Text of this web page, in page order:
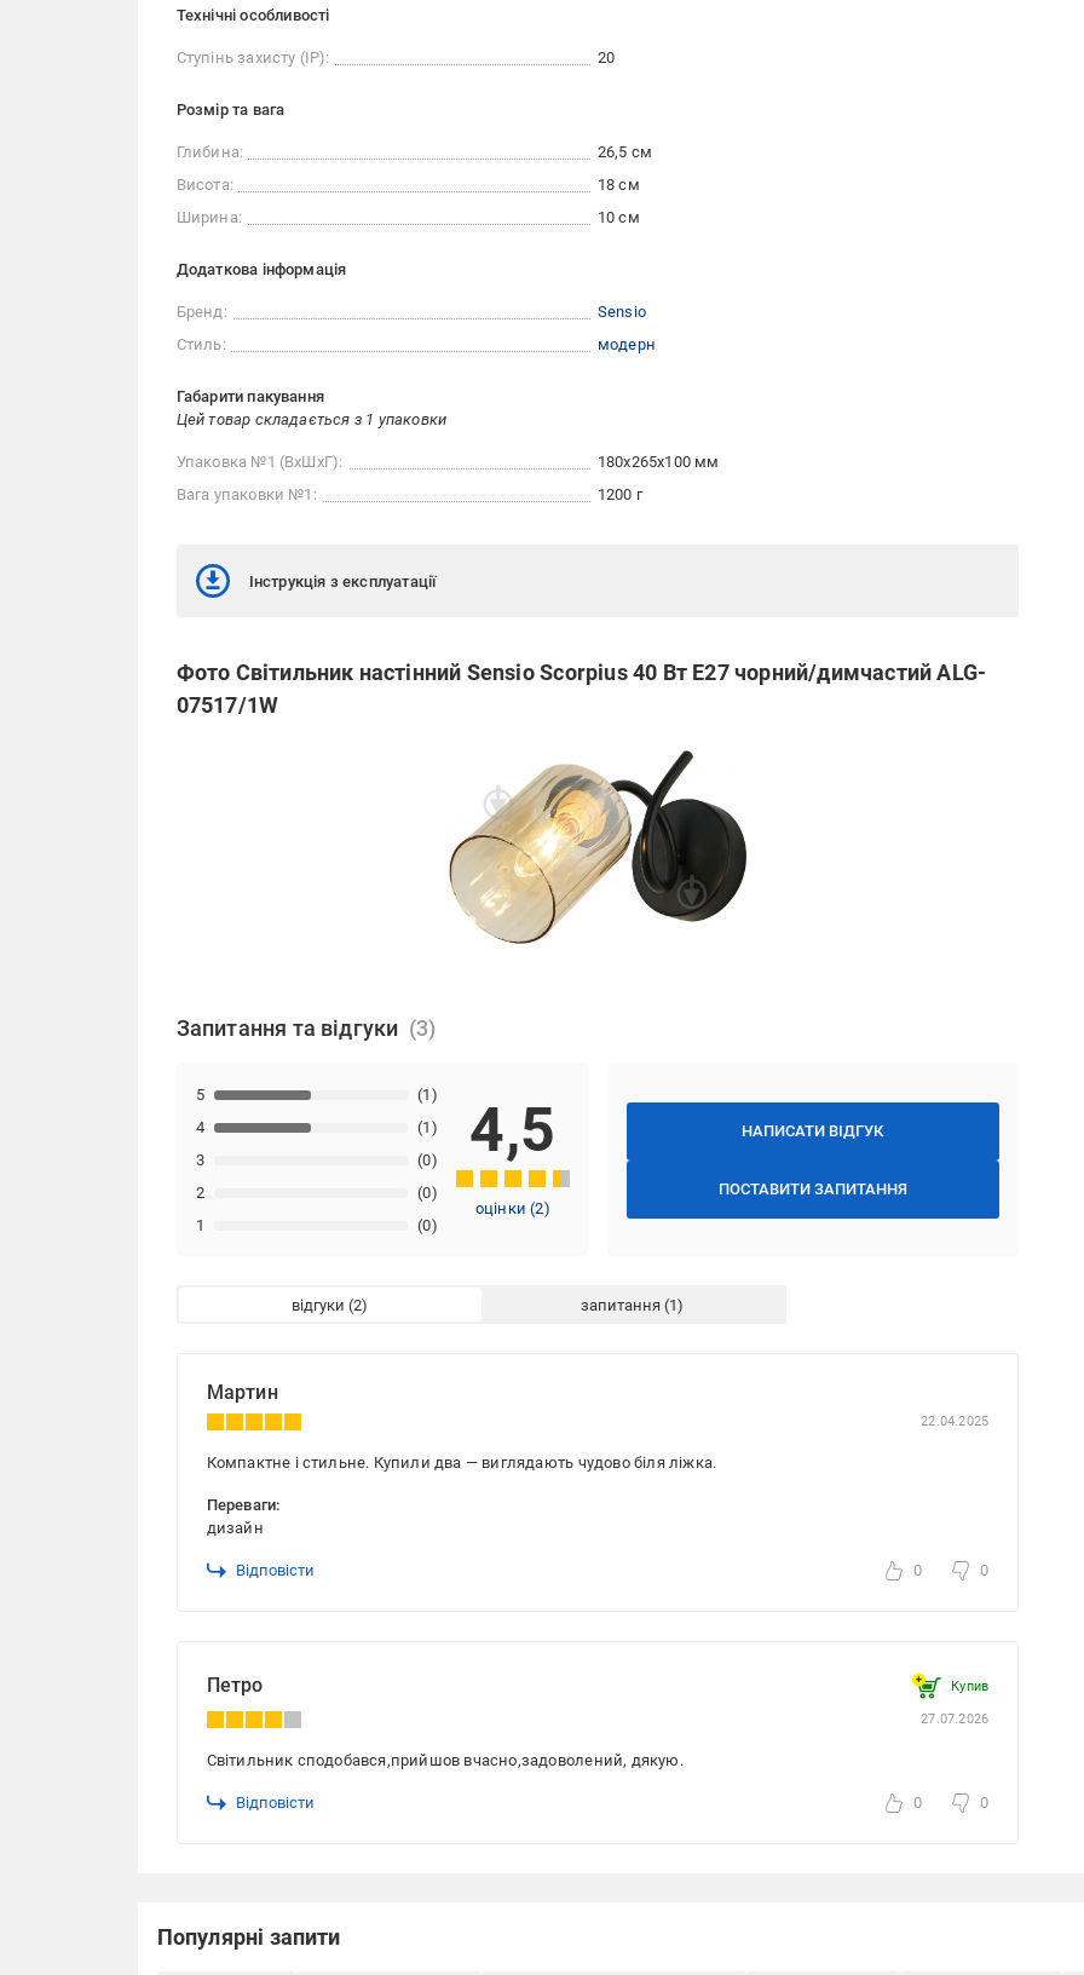
Технічні особливості
Ступінь захисту (IP): 20
Розмір та вага
Глибина:
26,5 см
Висота:
18 см
Ширина:
10 см
Додаткова інформація
Бренд:
Sensio
Стиль:
модерн
Габарити пакування
Цей товар складається з 1 упаковки
Упаковка №1 (ВхШхГ):
180x265x100 мм
Вага упаковки №1:
1200 г
Інструкція з експлуатації
Фото Світильник настінний Sensio Scorpius 40 Вт E27 чорний/димчастий ALG-
07517/1W
Запитання та відгуки
НАПИСАТИ ВІДГУК
ПОСТАВИТИ ЗАПИТАННЯ
1 (0)
2 (0)
3 (0)
4 (1)
5 (1)
4,5
оцінки(2)
відгуки запитання
Мартин
22.04.2025
Компактне і стильне. Купили два — виглядають чудово біля ліжка.
Переваги:
дизайн
Відповісти 0 0
Петро Купив
27.07.2026
Світильник сподобався,прийшов вчасно,задоволений, дякую.
Відповісти 0 0
Популярні запити